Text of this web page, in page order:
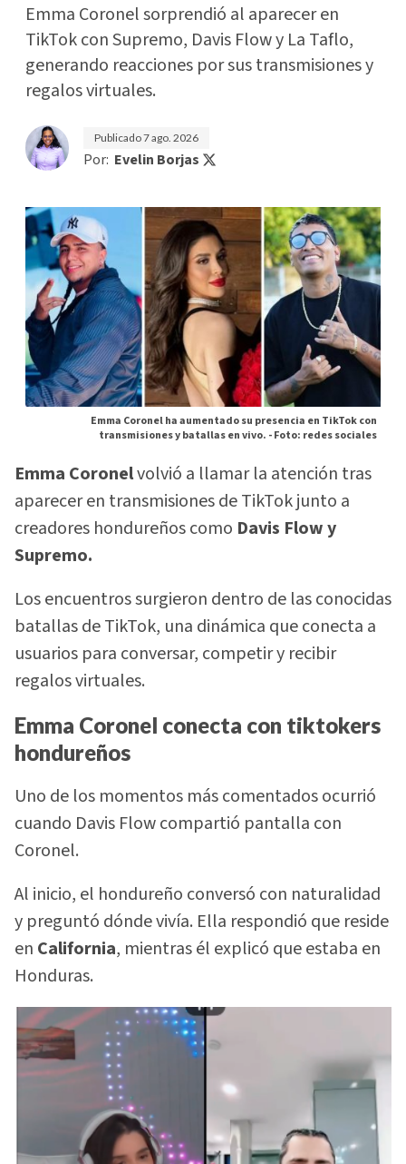
Emma Coronel sorprendió al aparecer en
TikTok con Supremo, Davis Flow y La Taflo,
generando reacciones por sus transmisiones y
regalos virtuales.
Publicado7 ago. 2026
Por: Evelin Borjas
Emma Coronel ha aumentado su presencia en TikTok con
transmisiones y batallas en vivo. -Foto: redes sociales
Emma Coronelvolvió a llamar la atención tras
aparecer en transmisiones de TikTok junto a
creadores hondureños como Davis Flow y
Supremo.
Los encuentros surgieron dentro de las conocidas
batallas de TikTok, una dinámica que conecta a
usuarios para conversar, competir y recibir
regalos virtuales.
Emma Coronel conecta con tiktokers
hondureños
Uno de los momentos más comentados ocurrió
cuando Davis Flow compartió pantalla con
Coronel.
Al inicio, el hondureño conversó con naturalidad
y preguntó dónde vivía. Ella respondió que reside
en California, mientras él explicó que estaba en
Honduras.